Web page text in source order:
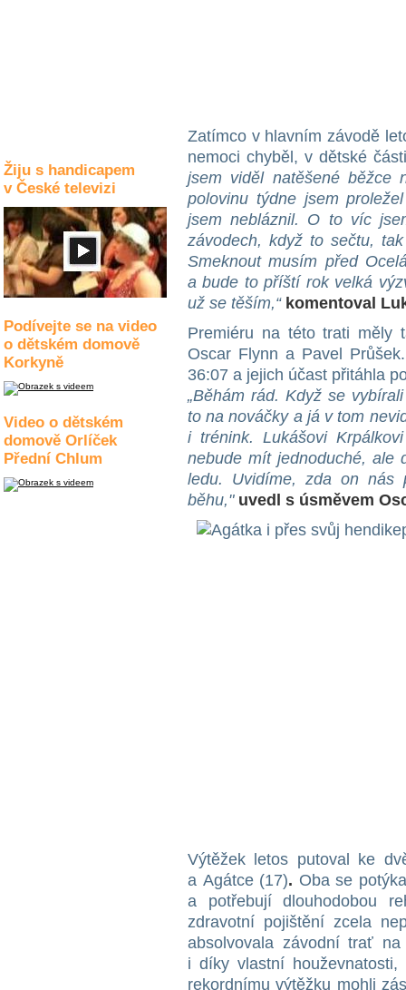
Žiju s handicapem
v České televizi
Podívejte se na video
o dětském domově
Korkyně
Video o dětském
domově Orlíček
Přední Chlum
Zatímco v hlavním závodě
nemoci chyběl, v dětské
jsem viděl natěšené
polovinu týdne jsem
jsem nebláznil. O to víc
závodech, když to sečtu,
Smeknout musím před
a bude to příští rok velká
už se těším,“ komentoval
Premiéru na této trati měly
Oscar Flynn a Pavel
36:07 a jejich účast přitáhla
„Běhám rád. Když se
to na nováčky a já v tom
i trénink. Lukášovi
nebude mít jednoduché, ale
ledu. Uvidíme, zda on nás
běhu," uvedl s úsměvem
Výtěžek letos putoval ke
a Agátce (17). Oba se
a potřebují dlouhodobou
zdravotní pojištění zcela
absolvovala závodní trať
i díky vlastní
rekordnímu výtěžku mohli